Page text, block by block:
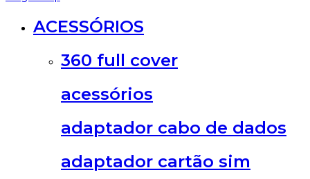
ACESSÓRIOS
360 full cover
acessórios
adaptador cabo de dados
adaptador cartão sim